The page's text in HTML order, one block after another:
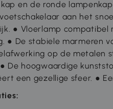
en de ronde
aan het
● Vloerlamp
● De stabiele marmeren
op de metalen
De hoogwaardige
een gezellige sfeer. ●